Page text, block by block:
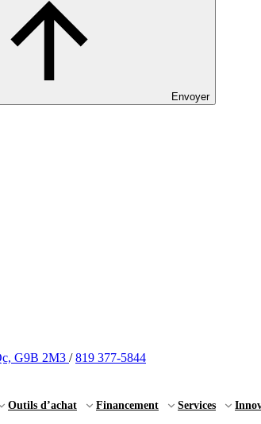
Envoyer
G9B 2M3 / 819 377-5844
Outils d’achat Financement Services